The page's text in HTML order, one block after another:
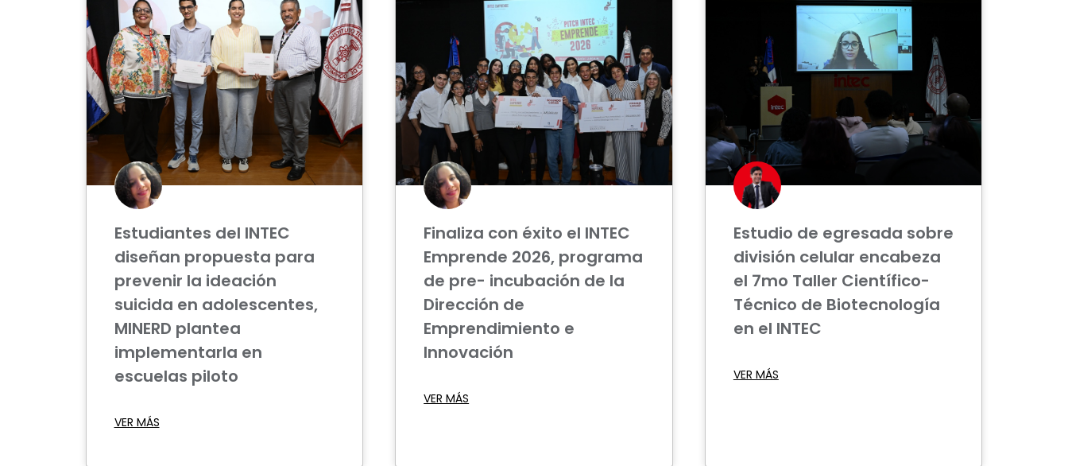
Estudiantes del INTEC
diseñan propuesta para
prevenir la ideación
suicida en adolescentes,
MINERD plantea
implementarla en
escuelas piloto
VER MÁS
Finaliza con éxito el INTEC
Emprende 2026, programa
de pre- incubación de la
Dirección de
Emprendimiento e
Innovación
VER MÁS
Estudio de egresada sobre
división celular encabeza
el 7mo Taller Científico-
Técnico de Biotecnología
en el INTEC
VER MÁS